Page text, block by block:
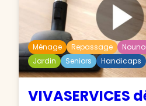
Ménage Repassage
Jardin
Seniors Handicaps
VIVASERVICES